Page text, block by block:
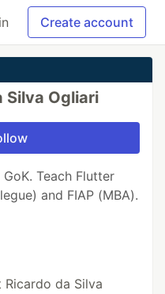
Create account
Silva Ogliari
Teach Flutter
and FIAP (MBA).
da Silva